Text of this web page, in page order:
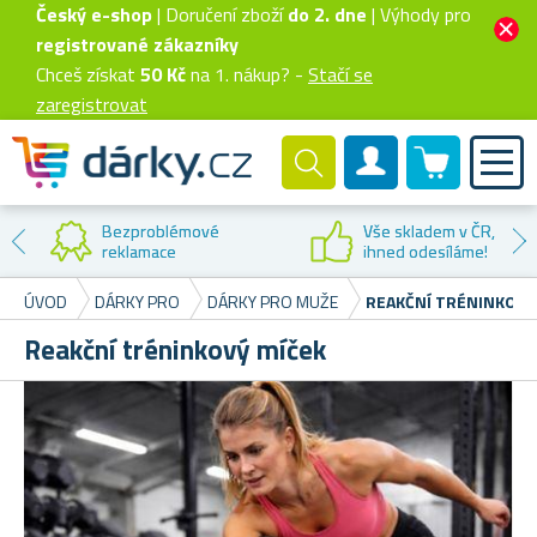
Český e-shop| Doručení zbožído 2. dne | Výhody pro
registrované zákazníky
Chceš získat 50 Kčna 1. nákup? - Stačí se
zaregistrovat
Zákaznický účet
0 produktů
Bezproblémové
reklamace
Vše skladem v ČR,
ihned odesíláme!
ÚVOD
DÁRKY PRO DÁRKY PRO MUŽE REAKČNÍ
Reakční tréninkový míček